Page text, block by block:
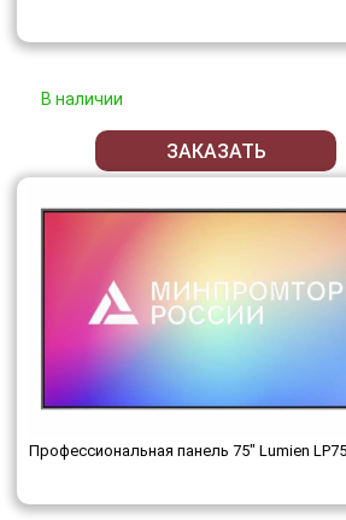
В наличии
ЗАКАЗАТЬ
Профессиональная панель 75" Lumien